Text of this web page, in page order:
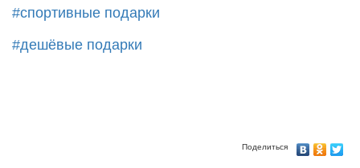
#спортивные подарки
#дешёвые подарки
Поделиться